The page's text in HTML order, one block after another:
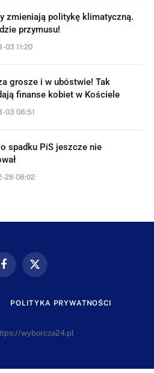
zmieniają politykę klimatyczną.
przymusu!
03 11:20
grosze i w ubóstwie! Tak
finanse kobiet w Kościele
03 08:51
spadku PiS jeszcze nie
28 08:02
FacebookX
POLITYKA PRYWATNOŚCI
wyborcza24.pl